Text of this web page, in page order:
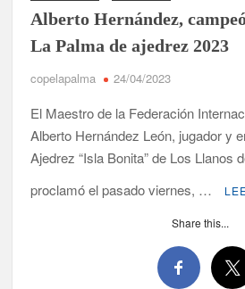
Alberto Hernández,
La Palma de ajedrez 2023
copelapalma 24/04/2023
El Maestro de la Federación
Alberto Hernández León, jugador y
Ajedrez “Isla Bonita” de Los Llanos
proclamó el pasado viernes, …
Share this...